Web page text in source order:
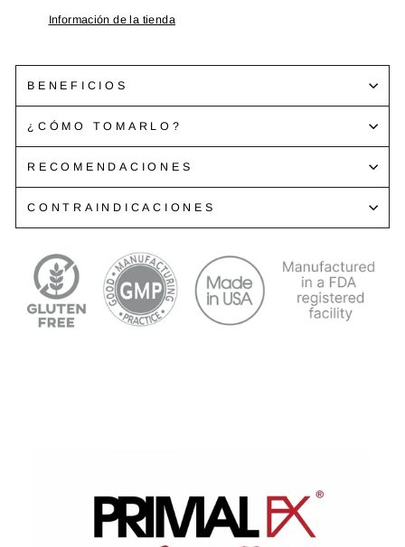
Información de la tienda
BENEFICIOS
¿CÓMO TOMARLO?
RECOMENDACIONES
CONTRAINDICACIONES